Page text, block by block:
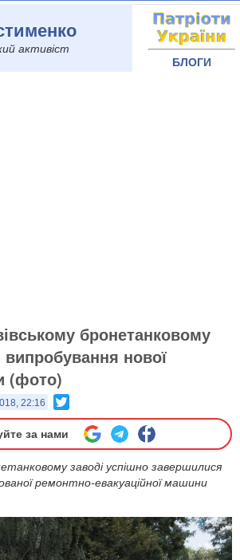
активіст
БЛОГИ
бронетанковому
нової
(фото)
22:16
за нами
заводі успішно завершилися
ремонтно-евакуаційної машини